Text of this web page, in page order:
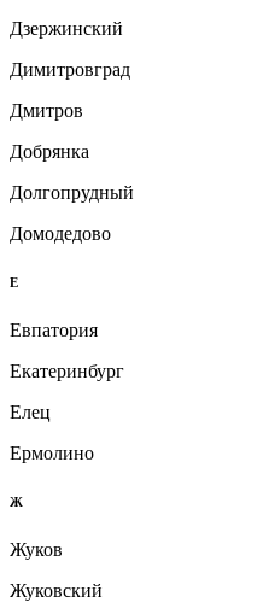
Дзержинский
Димитровград
Дмитров
Добрянка
Долгопрудный
Домодедово
Е
Евпатория
Екатеринбург
Елец
Ермолино
Ж
Жуков
Жуковский